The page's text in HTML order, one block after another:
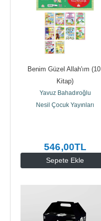
Sepete Ekle
Benim Güzel Allah'ım (10
Kitap)
Yavuz Bahadıroğlu
Nesil Çocuk Yayınları
546,00TL